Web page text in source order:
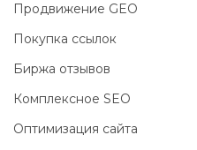
Продвижение GEO
Покупка ссылок
Биржа отзывов
Комплексное SEO
Оптимизация сайта